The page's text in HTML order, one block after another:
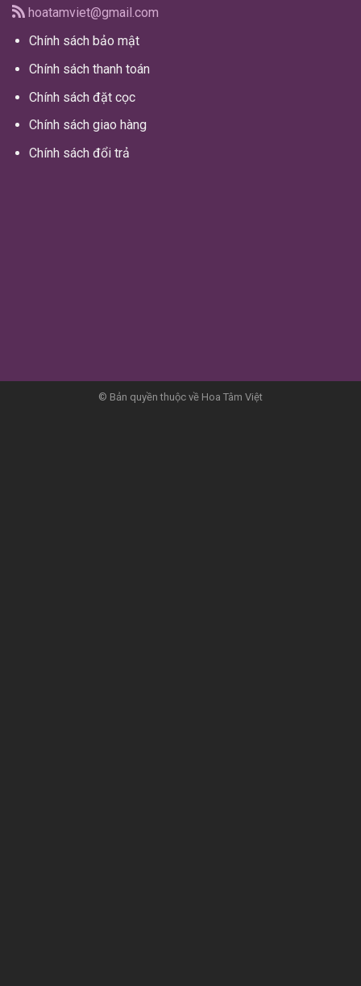
hoatamviet@gmail.com
Chính sách bảo mật
Chính sách thanh toán
Chính sách đặt cọc
Chính sách giao hàng
Chính sách đổi trả
© Bản quyền thuộc về Hoa Tâm Việt